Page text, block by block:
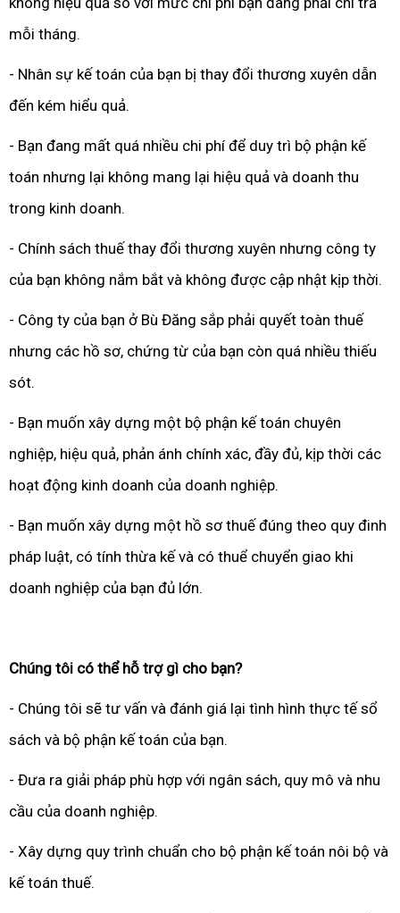
mỗi tháng.
- Nhân sự kế toán của bạn bị thay đổi thương xuyên dẫn
đến kém hiểu quả.
- Bạn đang mất quá nhiều chi phí để duy trì bộ phận kế
toán nhưng lại không mang lại hiệu quả và doanh thu
trong kinh doanh.
- Chính sách thuế thay đổi thương xuyên nhưng công ty
của bạn không nắm bắt và không được cập nhật kịp thời.
- Công ty của bạn ở Bù Đăng sắp phải quyết toàn thuế
nhưng các hồ sơ, chứng từ của bạn còn quá nhiều thiếu
sót.
- Bạn muốn xây dựng một bộ phận kế toán chuyên
nghiệp, hiệu quả, phản ánh chính xác, đầy đủ, kịp thời các
hoạt động kinh doanh của doanh nghiệp.
- Bạn muốn xây dựng một hồ sơ thuế đúng theo quy đinh
pháp luật, có tính thừa kế và có thuể chuyển giao khi
doanh nghiệp của bạn đủ lớn.
Chúng tôi có thể hỗ trợ gì cho bạn?
- Chúng tôi sẽ tư vấn và đánh giá lại tình hình thực tế sổ
sách và bộ phận kế toán của bạn.
- Đưa ra giải pháp phù hợp với ngân sách, quy mô và nhu
cầu của doanh nghiệp.
- Xây dựng quy trình chuẩn cho bộ phận kế toán nôi bộ và
kế toán thuế.